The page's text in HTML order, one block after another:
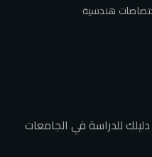
هندسية
للدراسة في الجامعات